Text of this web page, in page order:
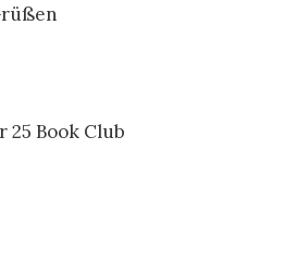
Book Club